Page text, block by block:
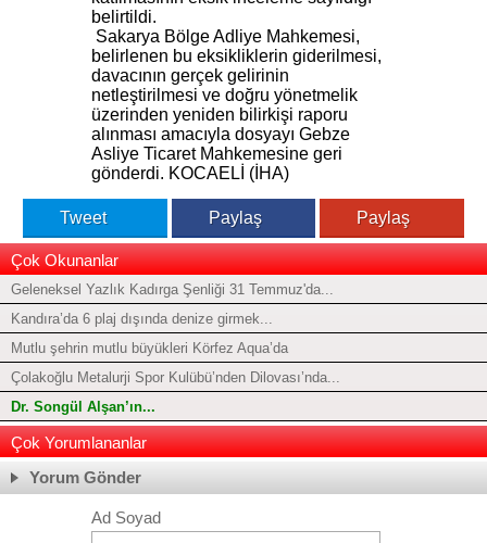
belirtildi.
Sakarya Bölge Adliye Mahkemesi,
belirlenen bu eksikliklerin giderilmesi,
davacının gerçek gelirinin
netleştirilmesi ve doğru yönetmelik
üzerinden yeniden bilirkişi raporu
alınması amacıyla dosyayı Gebze
Asliye Ticaret Mahkemesine geri
gönderdi. KOCAELİ (İHA)
Tweet Paylaş Paylaş
Çok Okunanlar
Geleneksel Yazlık Kadırga Şenliği 31 Temmuz'da...
Kandıra’da 6 plaj dışında denize girmek...
Mutlu şehrin mutlu büyükleri Körfez Aqua’da
Çolakoğlu Metalurji Spor Kulübü’nden Dilovası’nda...
Dr. Songül Alşan’ın...
Çok Yorumlananlar
Yorum Gönder
Ad Soyad